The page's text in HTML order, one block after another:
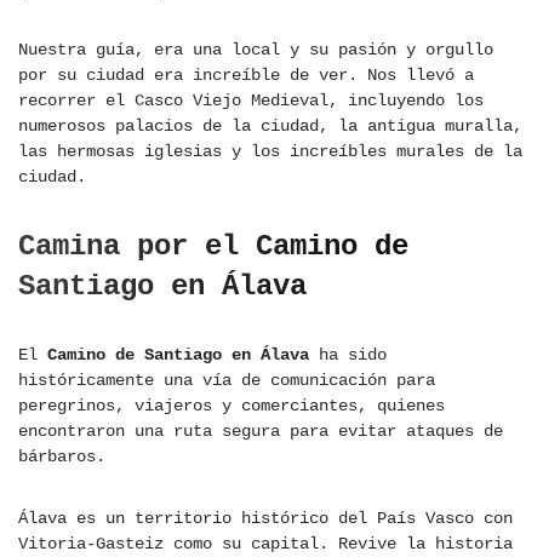
Nuestra guía, era una local y su pasión y orgullo
por su ciudad era increíble de ver. Nos llevó a
recorrer el Casco Viejo Medieval, incluyendo los
numerosos palacios de la ciudad, la antigua muralla,
las hermosas iglesias y los increíbles murales de la
ciudad.
Camina por el Camino de
Santiago en Álava
El Camino de Santiago en Álava ha sido
históricamente una vía de comunicación para
peregrinos, viajeros y comerciantes, quienes
encontraron una ruta segura para evitar ataques de
bárbaros.
Álava es un territorio histórico del País Vasco con
Vitoria-Gasteiz como su capital. Revive la historia